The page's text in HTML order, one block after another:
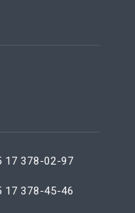
17 378-02-97
17 378-45-46